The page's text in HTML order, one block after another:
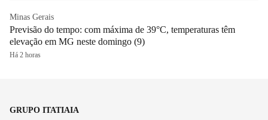
Minas Gerais
Previsão do tempo: com máxima de 39°C, temperaturas têm
elevação em MG neste domingo (9)
Há 2 horas
GRUPO ITATIAIA